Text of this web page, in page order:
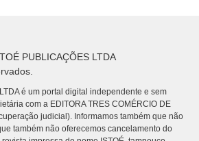
PUBLICAÇÕES LTDA
é um portal digital independente e sem
com a EDITORA TRES COMÉRCIO DE
judicial). Informamos também que não
também não oferecemos cancelamento do